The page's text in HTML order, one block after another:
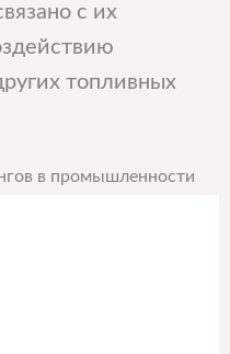
с их
топливных
в промышленности